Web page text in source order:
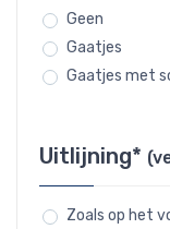
Geen
Gaatjes
Gaatjes met
Uitlijning*
Zoals op het